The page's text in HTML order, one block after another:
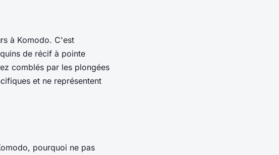
à Komodo. C'est
de récif à pointe
comblés par les plongées
et ne représentent
pourquoi ne pas